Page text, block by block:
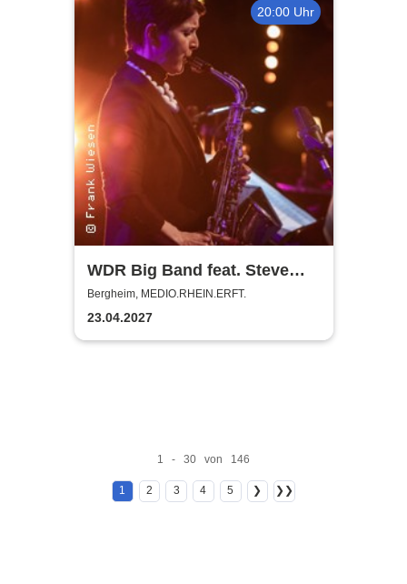
20:00 Uhr
WDR Big Band feat. Steve
Gadd - Master of Groove
Bergheim, MEDIO.RHEIN.ERFT.
23.04.2027
1 - 30 von 146
1 2 3 4 5 ❯ ❯❯